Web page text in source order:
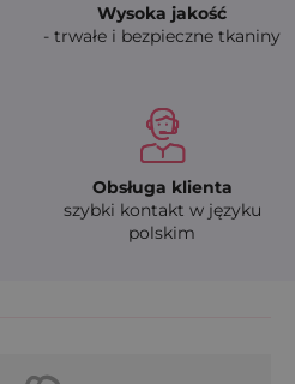
Wysoka jakość
- trwałe i bezpieczne tkaniny
Obsługa klienta
szybki kontakt w języku
polskim